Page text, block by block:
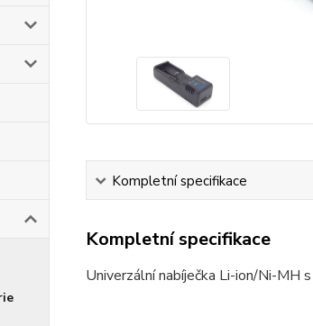
Kompletní specifikace
Kompletní specifikace
Univerzální nabíječka Li-ion/Ni-MH